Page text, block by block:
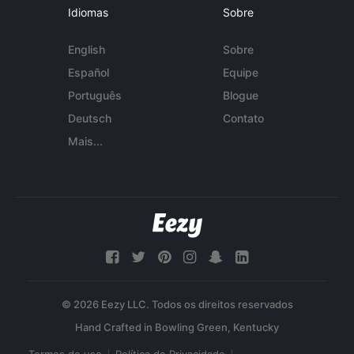
Idiomas
English
Español
Português
Deutsch
Mais...
Sobre
Sobre
Equipe
Blogue
Contato
© 2026 Eezy LLC. Todos os direitos reservados